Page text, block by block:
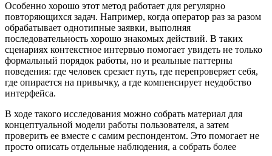
Особенно хорошо этот метод работает для регулярно
повторяющихся задач. Например, когда оператор раз за разом
обрабатывает однотипные заявки, выполняя
последовательность хорошо знакомых действий. В таких
сценариях контекстное интервью помогает увидеть не только
формальный порядок работы, но и реальные паттерны
поведения: где человек срезает путь, где перепроверяет себя,
где опирается на привычку, а где компенсирует неудобство
интерфейса.
В ходе такого исследования можно собрать материал для
концептуальной модели работы пользователя, а затем
проверить ее вместе с самим респондентом. Это помогает не
просто описать отдельные наблюдения, а собрать более